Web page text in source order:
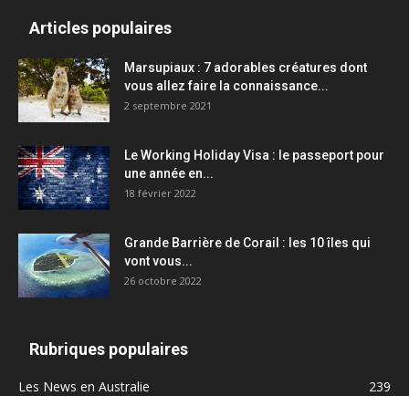
Articles populaires
Marsupiaux : 7 adorables créatures dont
vous allez faire la connaissance...
2 septembre 2021
Le Working Holiday Visa : le passeport pour
une année en...
18 février 2022
Grande Barrière de Corail : les 10 îles qui
vont vous...
26 octobre 2022
Rubriques populaires
Les News en Australie
239